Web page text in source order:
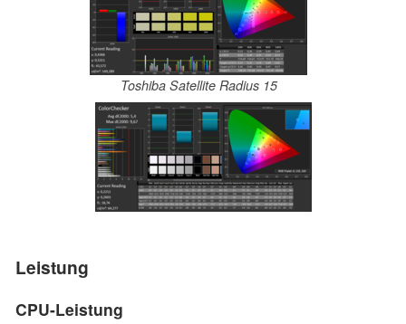
Toshiba Satellite Radius 15
Leistung
CPU-Leistung